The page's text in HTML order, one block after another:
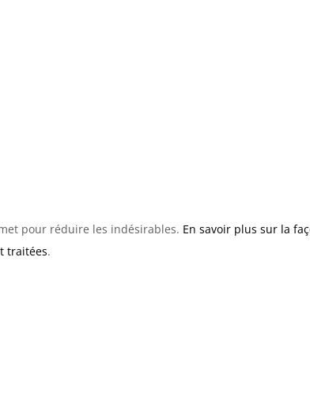
pour réduire les indésirables. En savoir plus sur la
traitées.